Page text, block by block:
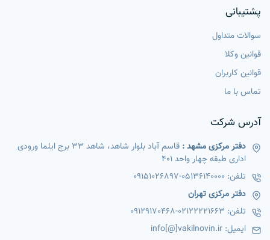
پشتیبانی
سوالات متداول
قوانین وکلا
قوانین کاربران
تماس با ما
آدرس شرکت
دفتر مرکزی مشهد :
قاسم آباد بلوار شاهد، شاهد 33 برج ایلما ورودی
اداری طبقه چهار واحد 401
تلفن: 05136140000
-
09151026897
دفتر مرکزی تهران
تلفن: 02122221663
-
09129170468
ایمیل: info[@]vakilnovin.ir